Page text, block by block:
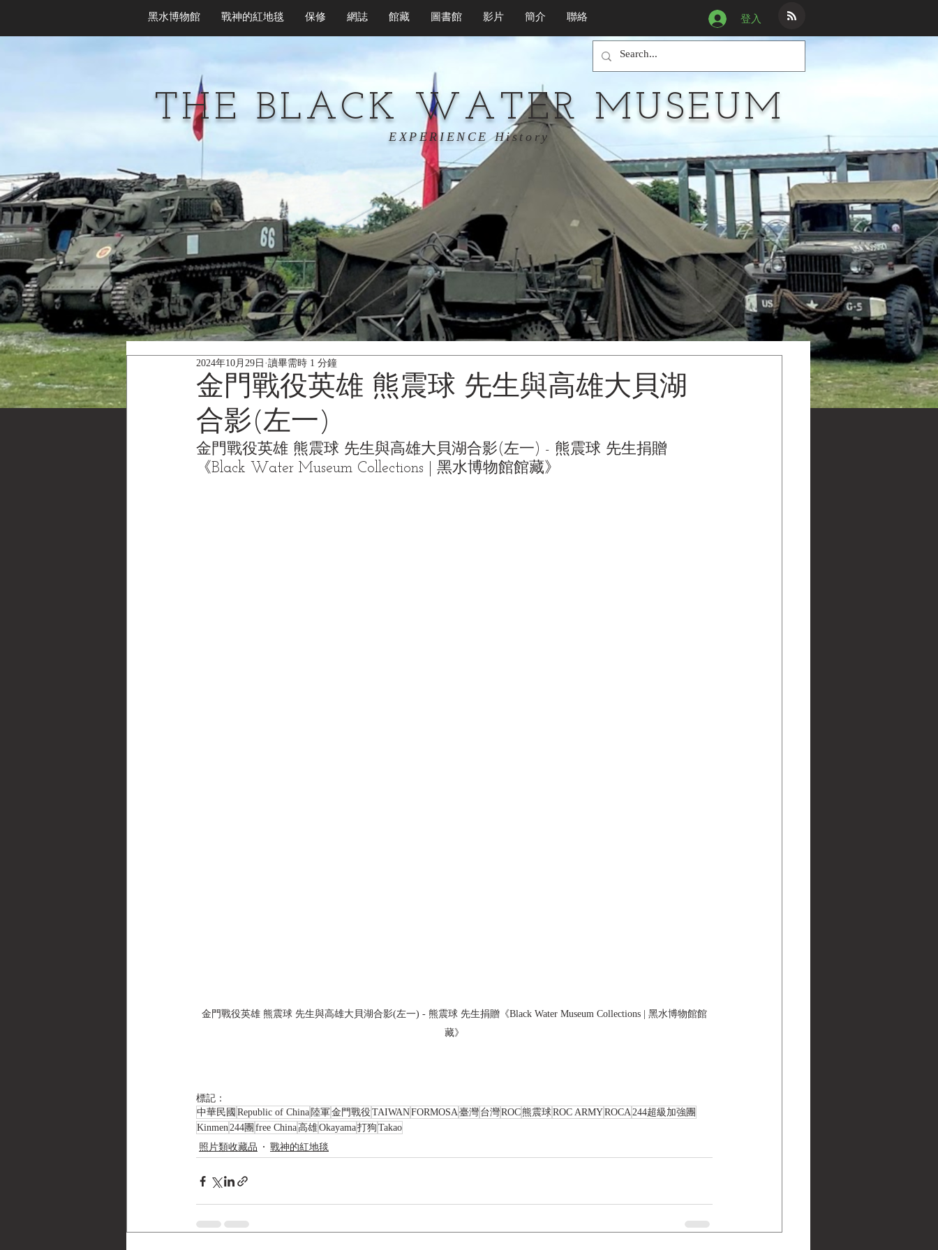
黑水博物館 戰神的紅地毯 保修 網誌 館藏 圖書館 影片 簡介 聯絡 登入
THE BLACK WATER MUSEUM
EXPERIENCE History
金門戰役英雄 熊震球 先生與高雄大貝湖
合影(左一)
2024年10月29日 讀畢需時 1 分鐘
金門戰役英雄 熊震球 先生與高雄大貝湖合影(左一) - 熊震球 先生捐贈
《Black Water Museum Collections | 黑水博物館館藏》
金門戰役英雄 熊震球 先生與高雄大貝湖合影(左一) - 熊震球 先生捐贈《Black Water Museum Collections | 黑水博物館館
藏》
標記：
中華民國 Republic of China 陸軍金門戰役TAIWANFORMOSA臺灣 台灣ROC熊震球ROC ARMYROCA244超級加強團
Kinmen244團 free China高雄Okayama打狗 Takao
照片類收藏品
戰神的紅地毯